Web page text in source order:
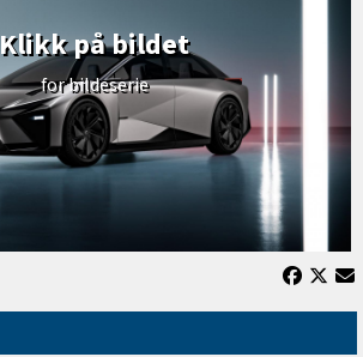
Klikk på bildet
for bildeserie